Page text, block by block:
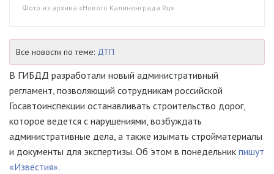
Фото из архива «Нового Калининграда.Ru»
Все новости по теме: ДТП
В ГИБДД разработали новый административный
регламент, позволяющий сотрудникам российской
Госавтоинспекции останавливать строительство дорог,
которое ведется с нарушениями, возбуждать
административные дела, а также изымать стройматериалы
и документы для экспертизы. Об этом в понедельник пишут
«Известия».